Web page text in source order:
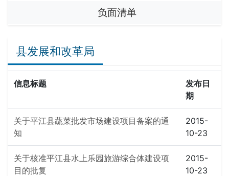
负面清单
县发展和改革局
信息标题
发布日
期
关于平江县蔬菜批发市场建设项目备案的通
知
2015-
10-23
关于核准平江县水上乐园旅游综合体建设项
目的批复
2015-
10-23